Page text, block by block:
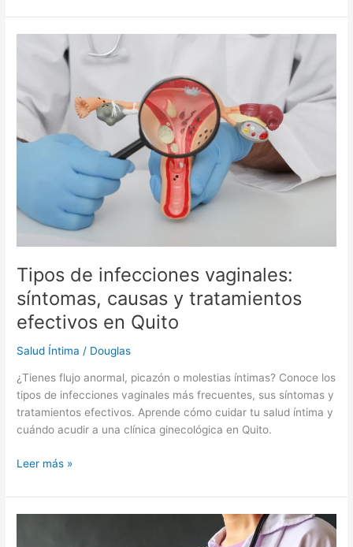
Tipos de infecciones vaginales:
síntomas, causas y tratamientos
efectivos en Quito
Salud Íntima / Douglas
¿Tienes flujo anormal, picazón o molestias íntimas? Conoce los
tipos de infecciones vaginales más frecuentes, sus síntomas y
tratamientos efectivos. Aprende cómo cuidar tu salud íntima y
cuándo acudir a una clínica ginecológica en Quito.
vaginales:
síntomas,
causas
y
Quito
Leer más »